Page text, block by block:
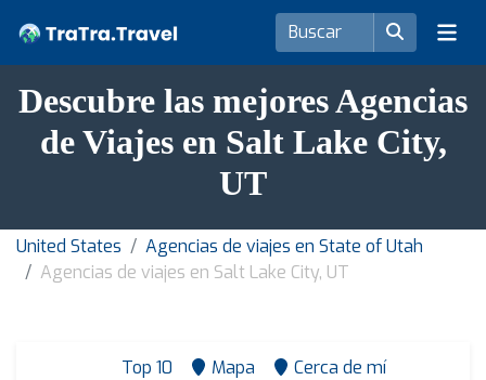
Descubre las mejores Agencias
de Viajes en Salt Lake City,
UT
United States
Agencias de viajes en State of Utah
Agencias de viajes en Salt Lake City, UT
Top 10 Mapa Cerca de mí